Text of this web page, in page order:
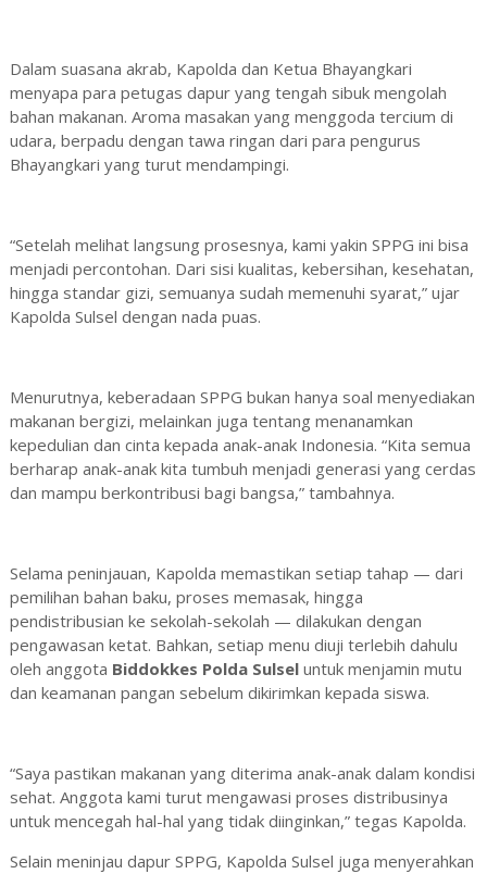
Dalam suasana akrab, Kapolda dan Ketua Bhayangkari
menyapa para petugas dapur yang tengah sibuk mengolah
bahan makanan. Aroma masakan yang menggoda tercium di
udara, berpadu dengan tawa ringan dari para pengurus
Bhayangkari yang turut mendampingi.
“Setelah melihat langsung prosesnya, kami yakin SPPG ini bisa
menjadi percontohan. Dari sisi kualitas, kebersihan, kesehatan,
hingga standar gizi, semuanya sudah memenuhi syarat,” ujar
Kapolda Sulsel dengan nada puas.
Menurutnya, keberadaan SPPG bukan hanya soal menyediakan
makanan bergizi, melainkan juga tentang menanamkan
kepedulian dan cinta kepada anak-anak Indonesia. “Kita semua
berharap anak-anak kita tumbuh menjadi generasi yang cerdas
dan mampu berkontribusi bagi bangsa,” tambahnya.
Selama peninjauan, Kapolda memastikan setiap tahap — dari
pemilihan bahan baku, proses memasak, hingga
pendistribusian ke sekolah-sekolah — dilakukan dengan
pengawasan ketat. Bahkan, setiap menu diuji terlebih dahulu
oleh anggota Biddokkes Polda Sulseluntuk menjamin mutu
dan keamanan pangan sebelum dikirimkan kepada siswa.
“Saya pastikan makanan yang diterima anak-anak dalam kondisi
sehat. Anggota kami turut mengawasi proses distribusinya
untuk mencegah hal-hal yang tidak diinginkan,” tegas Kapolda.
Selain meninjau dapur SPPG, Kapolda Sulsel juga menyerahkan